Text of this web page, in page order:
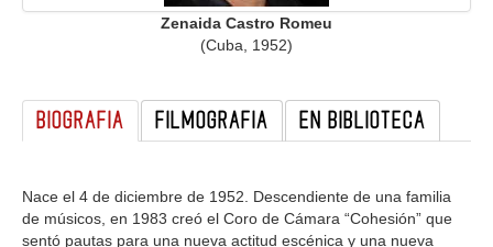
Zenaida Castro Romeu
(Cuba, 1952)
BIOGRAFIA FILMOGRAFIA EN BIBLIOTECA
Nace el 4 de diciembre de 1952. Descendiente de una familia
de músicos, en 1983 creó el Coro de Cámara “Cohesión” que
sentó pautas para una nueva actitud escénica y una nueva